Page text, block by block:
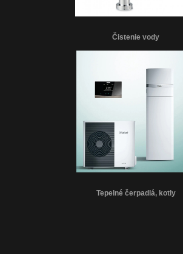
Čistenie vody
Tepelné čerpadlá, kotly